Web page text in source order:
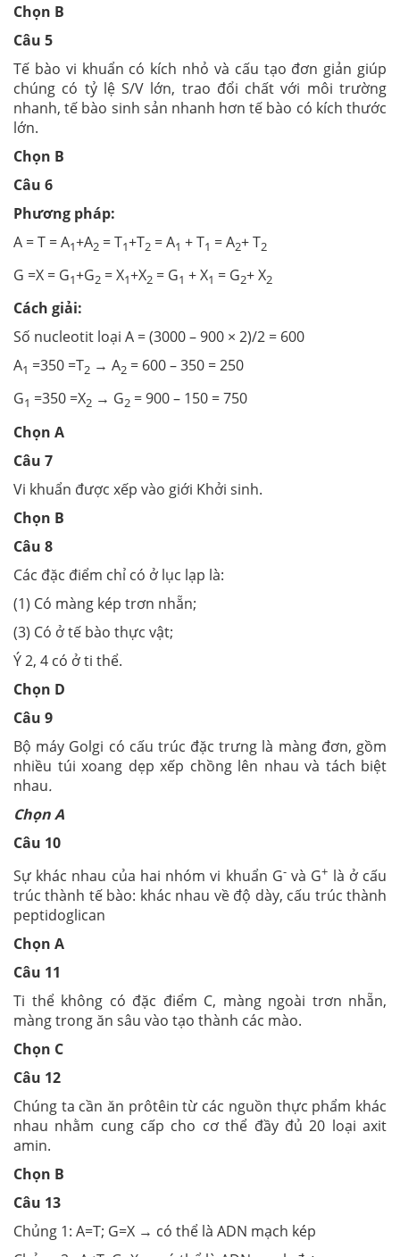
Chọn B
Câu 5
Tế bào vi khuẩn có kích nhỏ và cấu tạo đơn giản giúp
chúng có tỷ lệ S/V lớn, trao đổi chất với môi trường
nhanh, tế bào sinh sản nhanh hơn tế bào có kích thước
lớn.
Chọn B
Câu 6
Phương pháp:
A = T = A1+A2 = T1+T2 = A1 + T1 = A2+ T2
G =X = G1+G2 = X1+X2 = G1 + X1 = G2+ X2
Cách giải:
Số nucleotit loại A = (3000 – 900 × 2)/2 = 600
A1 =350 =T2 → A2 = 600 – 350 = 250
G1 =350 =X2 → G2 = 900 – 150 = 750
Chọn A
Câu 7
Vi khuẩn được xếp vào giới Khởi sinh.
Chọn B
Câu 8
Các đặc điểm chỉ có ở lục lạp là:
(1) Có màng kép trơn nhẵn;
(3) Có ở tế bào thực vật;
Ý 2, 4 có ở ti thể.
Chọn D
Câu 9
Bộ máy Golgi có cấu trúc đặc trưng là màng đơn, gồm
nhiều túi xoang dẹp xếp chồng lên nhau và tách biệt
nhau.
Chọn A
Câu 10
Sự khác nhau của hai nhóm vi khuẩn G-và G+ là ở cấu
trúc thành tế bào: khác nhau về độ dày, cấu trúc thành
peptidoglican
Chọn A
Câu 11
Ti thể không có đặc điểm C, màng ngoài trơn nhẵn,
màng trong ăn sâu vào tạo thành các mào.
Chọn C
Câu 12
Chúng ta cần ăn prôtêin từ các nguồn thực phẩm khác
nhau nhằm cung cấp cho cơ thể đầy đủ 20 loại axit
amin.
Chọn B
Câu 13
Chủng 1: A=T; G=X → có thể là ADN mạch kép